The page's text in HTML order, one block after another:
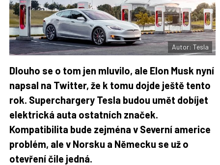
a
c
e
b
o
o
k
í
t
i
X
Autor: Tesla
Dlouho se o tom jen mluvilo, ale Elon Musk nyní
napsal na Twitter, že k tomu dojde ještě tento
rok. Superchargery Tesla budou umět dobíjet
elektrická auta ostatních značek.
Kompatibilita bude zejména v Severní americe
problém, ale v Norsku a Německu se už o
otevření čile jedná.